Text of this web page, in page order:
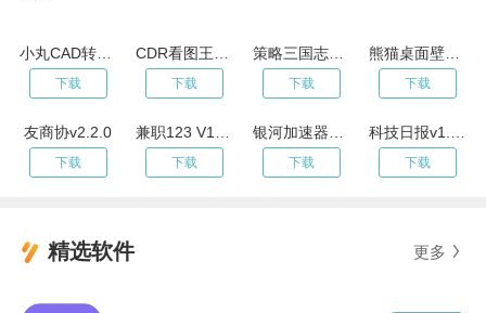
小丸CAD转换器v1.1.8
下载 下载
策略三国志手游 V1.2.2
下载 下载
友商协v2.2.0
下载 下载 下载 下载
精选软件 更多